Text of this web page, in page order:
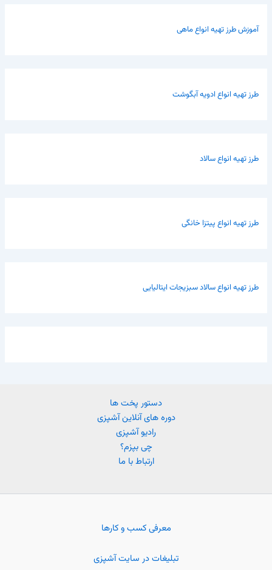
آموزش طرز تهیه انواع ماهی
طرز تهیه انواع ادویه آبگوشت
طرز تهیه انواع سالاد
طرز تهیه انواع پیتزا خانگی
طرز تهیه انواع سالاد سبزیجات ایتالیایی
دستور پخت ها
دوره های آنلاین آشپزی
رادیو آشپزی
چی بپزم؟
ارتباط با ما
معرفی کسب و کارها
تبلیغات در سایت آشپزی